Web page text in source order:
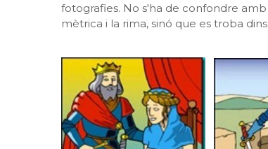
fotografies. No s'ha de confondre
mètrica i la rima, sinó que es troba